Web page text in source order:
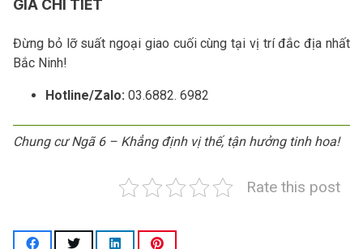
GIÁ CHI TIẾT
Đừng bỏ lỡ suất ngoại giao cuối cùng tại vị trí đắc địa nhất
Bắc Ninh!
Hotline/Zalo: 03.6882. 6982
Chung cư Ngã 6 – Khẳng định vị thế, tận hưởng tinh hoa!
Rate this post